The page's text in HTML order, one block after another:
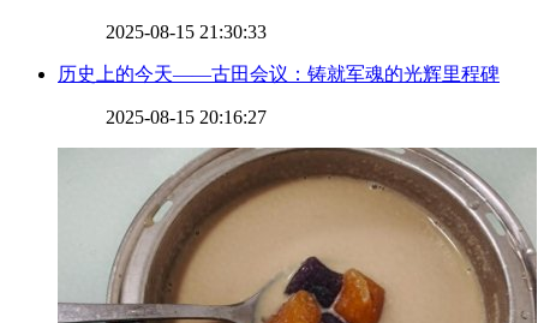
2025-08-15 21:30:33
​历史上的今天——古田会议：铸就军魂的光辉里程碑
2025-08-15 20:16:27